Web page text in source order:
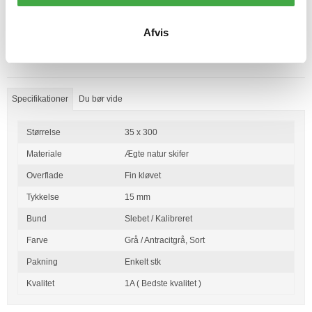
Afvis
Lagerstatus: På lager
Specifikationer Du bør vide
Størrelse 35 x 300
Materiale Ægte natur skifer
Overflade Fin kløvet
Tykkelse 15 mm
Bund Slebet / Kalibreret
Farve Grå / Antracitgrå,Sort
Pakning Enkelt stk
Kvalitet 1A ( Bedste kvalitet )